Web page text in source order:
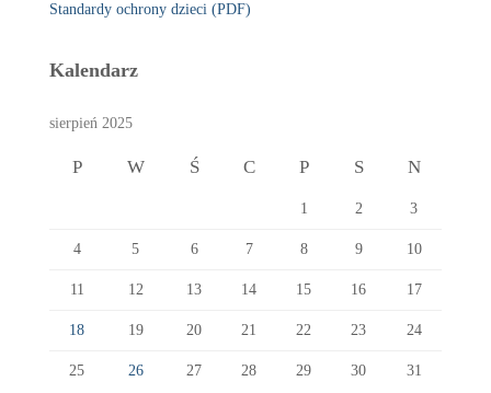
Standardy ochrony dzieci (PDF)
Kalendarz
sierpień 2025
P W Ś C P S N
1 2 3
4 5 6 7 8 9 10
11 12 13 14 15 16 17
18 19 20 21 22 23 24
25 26 27 28 29 30
31